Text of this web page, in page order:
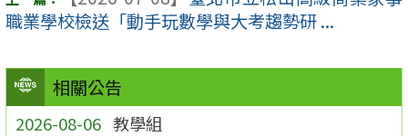
相關公告
2026-08-06 教學組
職業學校檢送「動手玩數學與大考趨勢研 ...